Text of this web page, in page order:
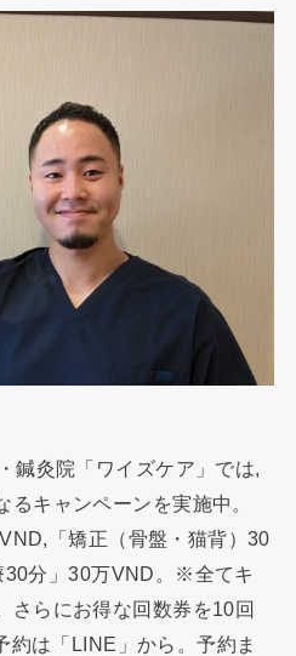
鍼灸院「ワイズケア」では,
キャンペーンを実施中。
「矯正（骨盤・猫背）30
分」30万VND。※全てキ
さらにお得な回数券を10回
は「LINE」から。予約ま